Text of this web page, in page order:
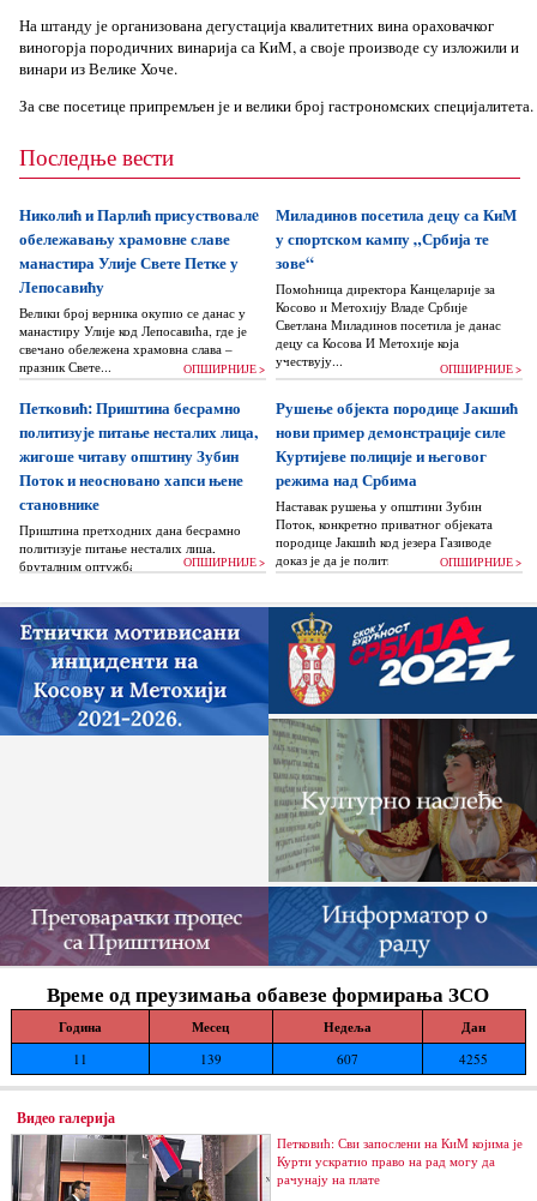
На штанду је организована дегустација квалитетних вина ораховачког
виногорја породичних винарија са КиМ, а своје производе су изложили и
винари из Велике Хоче.
За све посетице припремљен је и велики број гастрономских специјалитета.
Последње вести
Николић и Парлић присуствовалe
обележавању храмовне славе
манастира Улије Свете Петке у
Лепосавићу
Велики број верника окупио се данас у
манастиру Улије код Лепосавића, где је
свечано обележена храмовна слава –
празник Свете...
ОПШИРНИЈЕ >
Миладинов посетила децу са КиМ
у спортском кампу „Србија те
зове“
Помоћница директора Канцеларије за
Косово и Метохију Владе Србије
Светлана Миладинов посетила је данас
децу са Косова И Метохије која
учествују...
ОПШИРНИЈЕ >
Петковић: Приштина бесрамно
политизује питање несталих лица,
жигоше читаву општину Зубин
Поток и неосновано хапси њене
становнике
Приштина претходних дана бесрамно
политизује питање несталих лица,
бруталним оптужбама на рачун Београда
жигоше...
ОПШИРНИЈЕ >
Рушење објекта породице Јакшић
нови пример демонстрације силе
Куртијеве полиције и његовог
режима над Србима
Наставак рушења у општини Зубин
Поток, конкретно приватног објеката
породице Јакшић код језера Газиводе
доказ је да је политика Аљбина Куртија...
ОПШИРНИЈЕ >
Време од преузимања обавезе формирања ЗСО
Година Месец Недеља Дан
11 139 607 4255
Видео галерија
Петковић: Сви запослени на КиМ којима је
Курти ускратио право на рад могу да
рачунају на плате